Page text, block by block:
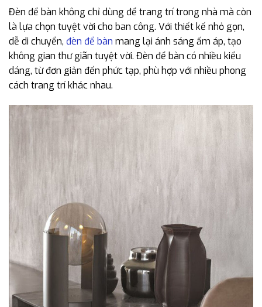
Đèn để bàn không chỉ dùng để trang trí trong nhà mà còn
là lựa chọn tuyệt vời cho ban công. Với thiết kế nhỏ gọn,
dễ di chuyển, đèn để bàn mang lại ánh sáng ấm áp, tạo
không gian thư giãn tuyệt vời. Đèn để bàn có nhiều kiểu
dáng, từ đơn giản đến phức tạp, phù hợp với nhiều phong
cách trang trí khác nhau.